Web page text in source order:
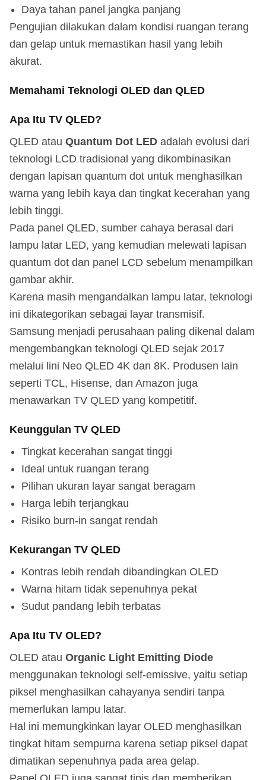
Daya tahan panel jangka panjang
Pengujian dilakukan dalam kondisi ruangan terang
dan gelap untuk memastikan hasil yang lebih
akurat.
Memahami Teknologi OLED dan QLED
Apa Itu TV QLED?
QLED atau Quantum Dot LED adalah evolusi dari
teknologi LCD tradisional yang dikombinasikan
dengan lapisan quantum dot untuk menghasilkan
warna yang lebih kaya dan tingkat kecerahan yang
lebih tinggi.
Pada panel QLED, sumber cahaya berasal dari
lampu latar LED, yang kemudian melewati lapisan
quantum dot dan panel LCD sebelum menampilkan
gambar akhir.
Karena masih mengandalkan lampu latar, teknologi
ini dikategorikan sebagai layar transmisif.
Samsung menjadi perusahaan paling dikenal dalam
mengembangkan teknologi QLED sejak 2017
melalui lini Neo QLED 4K dan 8K. Produsen lain
seperti TCL, Hisense, dan Amazon juga
menawarkan TV QLED yang kompetitif.
Keunggulan TV QLED
Tingkat kecerahan sangat tinggi
Ideal untuk ruangan terang
Pilihan ukuran layar sangat beragam
Harga lebih terjangkau
Risiko burn-in sangat rendah
Kekurangan TV QLED
Kontras lebih rendah dibandingkan OLED
Warna hitam tidak sepenuhnya pekat
Sudut pandang lebih terbatas
Apa Itu TV OLED?
OLED atau Organic Light Emitting Diode
menggunakan teknologi self-emissive, yaitu setiap
piksel menghasilkan cahayanya sendiri tanpa
memerlukan lampu latar.
Hal ini memungkinkan layar OLED menghasilkan
tingkat hitam sempurna karena setiap piksel dapat
dimatikan sepenuhnya pada area gelap.